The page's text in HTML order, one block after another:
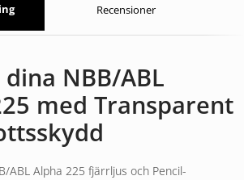
Recensioner
NBB/ABL
med Transparent
ABL Alpha 225 fjärrljus och Pencil-